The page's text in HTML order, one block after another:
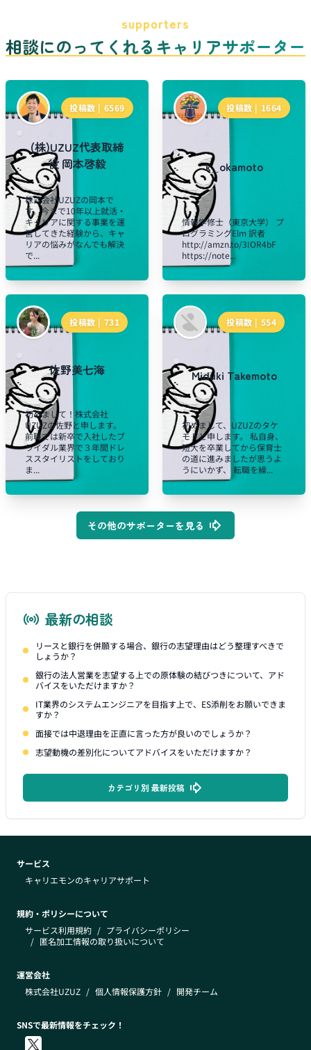
supporters
相談にのってくれるキャリアサポーター
投稿数 | 6569
(株)UZUZ代表取締
役 岡本啓毅
株式会社UZUZの岡本で
す。今まで10年以上就活・
キャリアに関する事業を運
営してきた経験から、キャ
リアの悩みがなんでも解決
で...
投稿数 | 1664
k_okamoto
情報学修士（東京大学） プ
ログラミングElm 訳者
http://amzn.to/3IOR4bF
https://note...
投稿数 | 731
佐野美七海
初めまして！株式会社
UZUZの佐野と申します。
前職では新卒で入社したブ
ライダル業界で３年間ドレ
ススタイリストをしており
ま...
投稿数 | 554
Miduki Takemoto
初めまして、UZUZのタケ
モトと申します。 私自身、
短大を卒業してから保育士
の道に進みましたが思うよ
うにいかず、 転職を繰...
その他のサポーターを見る
最新の相談
リースと銀行を併願する場合、銀行の志望理由はどう整理すべきで
しょうか？
銀行の法人営業を志望する上での原体験の結びつきについて、アド
バイスをいただけますか？
IT業界のシステムエンジニアを目指す上で、ES添削をお願いできま
すか？
面接では中退理由を正直に言った方が良いのでしょうか？
志望動機の差別化についてアドバイスをいただけますか？
カテゴリ別 最新投稿
サービス
キャリエモンのキャリアサポート
規約・ポリシーについて
サービス利用規約 / プライバシーポリシー
/ 匿名加工情報の取り扱いについて
運営会社
株式会社UZUZ / 個人情報保護方針 / 開発チーム
SNSで最新情報をチェック！